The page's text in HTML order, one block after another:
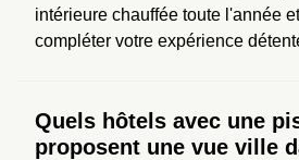
intérieure chauffée toute l'année
compléter votre expérience
Quels hôtels avec une
proposent une vue ville